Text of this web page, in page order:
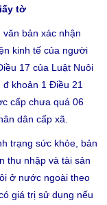
tờ
bản xác nhận
kinh tế của người
17 của Luật Nuôi
khoản 1 Điều 21
cấp chưa quá 06
dân cấp xã.
trạng sức khỏe, bản
thu nhập và tài sản
ở nước ngoài theo
giá trị sử dụng nếu